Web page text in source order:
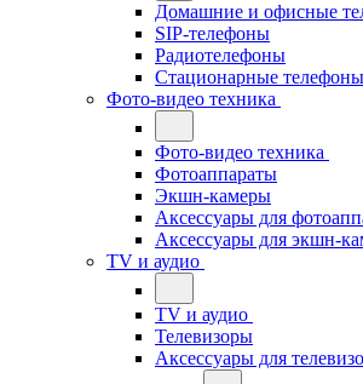
Домашние и офисные
SIP-телефоны
Радиотелефоны
Стационарные телефоны
Фото-видео техника
Фото-видео техника
Фотоаппараты
Экшн-камеры
Аксессуары для
Аксессуары для экшн-
TV и аудио
TV и аудио
Телевизоры
Аксессуары для